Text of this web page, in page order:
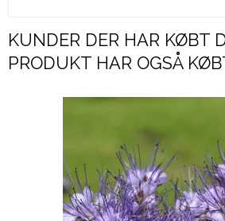
KUNDER DER HAR KØBT
PRODUKT HAR OGSÅ